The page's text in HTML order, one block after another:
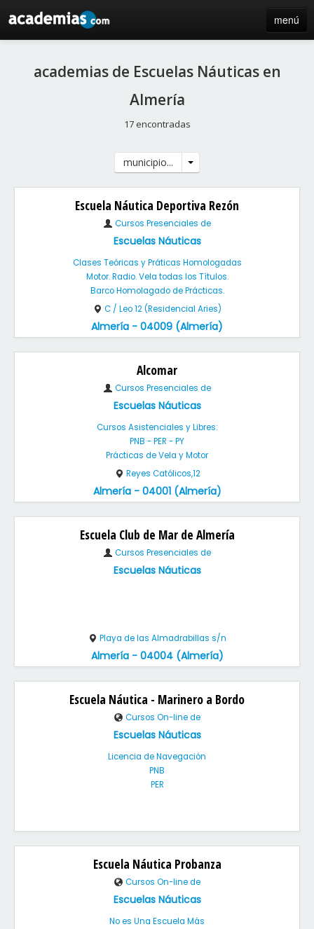
menú
blog
academias de Escuelas Náuticas en
Almería
17 encontradas
municipio...
Escuela Náutica Deportiva Rezón
Cursos Presenciales de
Escuelas Náuticas
Clases Teóricas y Práticas Homologadas
Motor. Radio. Vela todas los Títulos.
Barco Homolagado de Prácticas.
C / Leo 12 (Residencial Aries)
Almería - 04009 (Almería)
Alcomar
Cursos Presenciales de
Escuelas Náuticas
Cursos Asistenciales y Libres:
PNB - PER - PY
Prácticas de Vela y Motor
Reyes Católicos,12
Almería - 04001 (Almería)
Escuela Club de Mar de Almería
Cursos Presenciales de
Escuelas Náuticas
Playa de las Almadrabillas s/n
Almería - 04004 (Almería)
Escuela Náutica - Marinero a Bordo
Cursos On-line de
Escuelas Náuticas
Licencia de Navegación
PNB
PER
Escuela Náutica Probanza
Cursos On-line de
Escuelas Náuticas
No es Una Escuela Más